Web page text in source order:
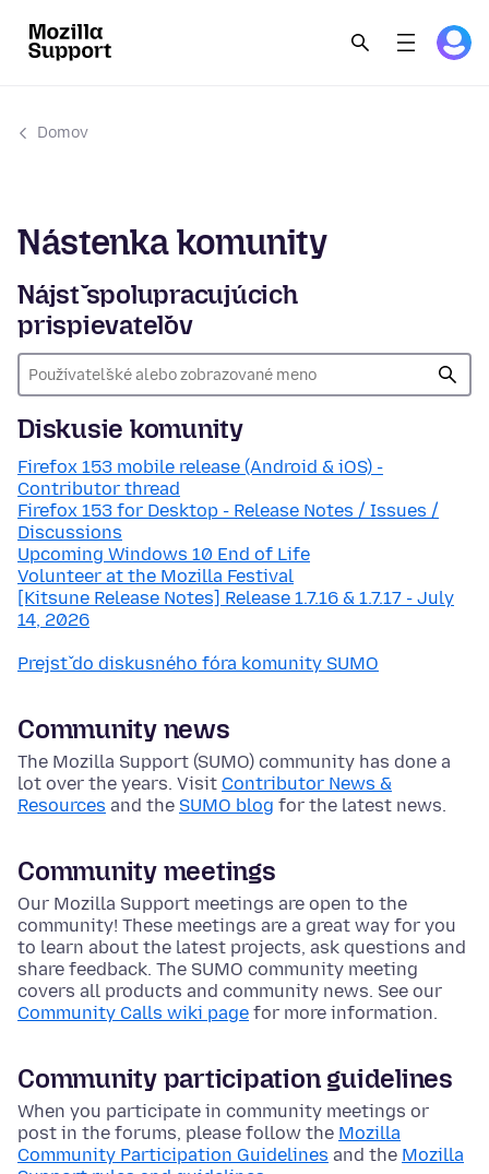
Domov
Nástenka komunity
Nájsť spolupracujúcich
prispievateľov
Diskusie komunity
Firefox 153 mobile release (Android & iOS) -
Contributor thread
Firefox 153 for Desktop - Release Notes / Issues /
Discussions
Upcoming Windows 10 End of Life
Volunteer at the Mozilla Festival
[Kitsune Release Notes] Release 1.7.16 & 1.7.17 - July
14, 2026
Prejsť do diskusného fóra komunity SUMO
Community news
The Mozilla Support (SUMO) community has done a
lot over the years. Visit Contributor News &
Resources and the SUMO blog for the latest news.
Community meetings
Our Mozilla Support meetings are open to the
community! These meetings are a great way for you
to learn about the latest projects, ask questions and
share feedback. The SUMO community meeting
covers all products and community news. See our
Community Calls wiki page for more information.
Community participation guidelines
When you participate in community meetings or
post in the forums, please follow the Mozilla
Community Participation Guidelines and the Mozilla